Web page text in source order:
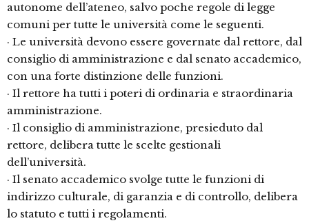
autonome dell’ateneo, salvo poche regole di legge
comuni per tutte le università come le seguenti.
· Le università devono essere governate dal rettore, dal
consiglio di amministrazione e dal senato accademico,
con una forte distinzione delle funzioni.
· Il rettore ha tutti i poteri di ordinaria e straordinaria
amministrazione.
· Il consiglio di amministrazione, presieduto dal
rettore, delibera tutte le scelte gestionali
dell’università.
· Il senato accademico svolge tutte le funzioni di
indirizzo culturale, di garanzia e di controllo, delibera
lo statuto e tutti i regolamenti.